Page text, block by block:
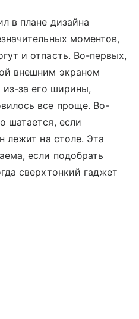
в плане дизайна
моментов,
и отпасть. Во-первых,
внешним экраном
из-за его ширины,
все проще. Во-
шатается, если
лежит на столе. Эта
если подобрать
сверхтонкий гаджет